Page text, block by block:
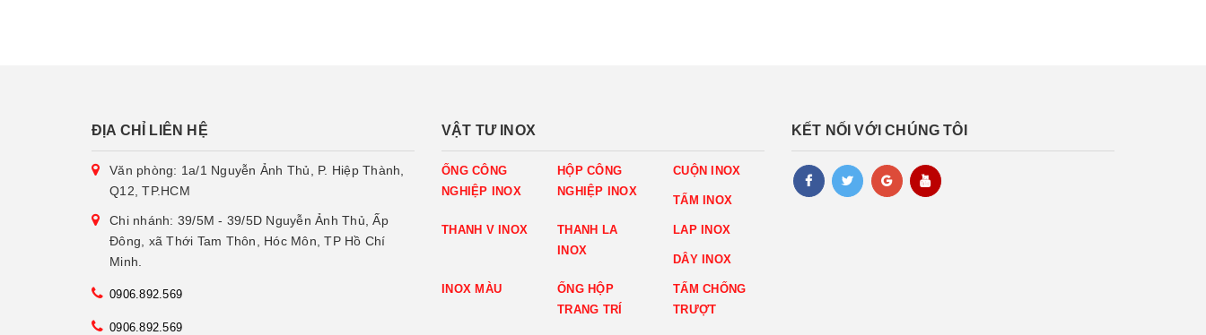
ĐỊA CHỈ LIÊN HỆ
Văn phòng: 1a/1 Nguyễn Ảnh Thủ, P. Hiệp Thành,
Q12, TP.HCM
Chi nhánh: 39/5M - 39/5D Nguyễn Ảnh Thủ, Ấp
Đông, xã Thới Tam Thôn, Hóc Môn, TP Hồ Chí
Minh.
0906.892.569
0906.892.569
VẬT TƯ INOX
ỐNG CÔNG
NGHIỆP INOX
HỘP CÔNG
NGHIỆP INOX
CUỘN INOX
TẤM INOX
THANH V INOX
THANH LA
INOX
LAP INOX
DÂY INOX
INOX MÀU
ỐNG HỘP
TRANG TRÍ
TẤM CHỐNG
TRƯỢT
KẾT NỐI VỚI CHÚNG TÔI